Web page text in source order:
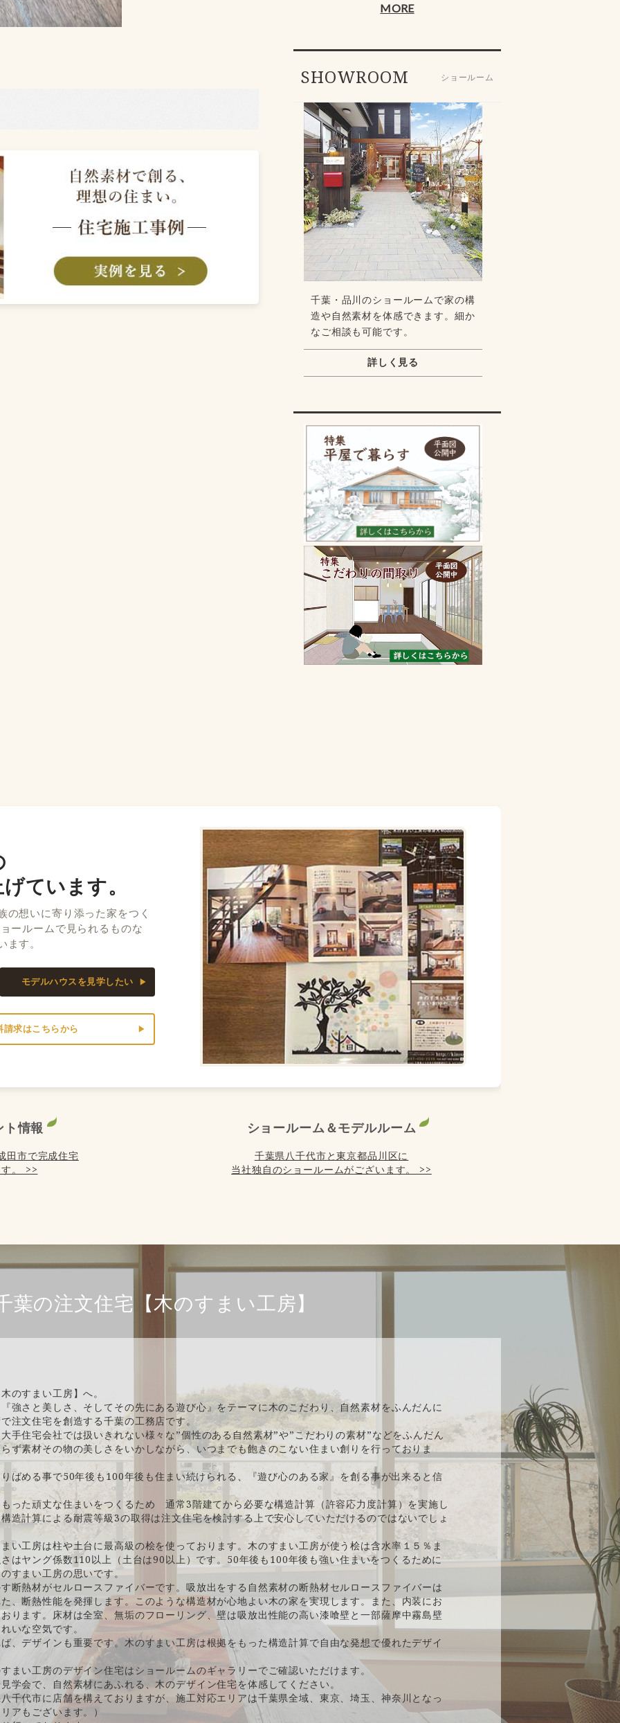
MORE
SHOWROOM ショールーム
千葉・品川のショールームで家の構
造や自然素材を体感できます。細か
なご相談も可能です。
詳しく見る
ています。
の想いに寄り添った家をつく
ールームで見られるものな
す。
モデルハウスを見学したい
求はこちらから
ト情報
田市で完成住宅
。 >>
ショールーム＆モデルルーム
千葉県八千代市と東京都品川区に
当社独自のショールームがございます。 >>
葉の注文住宅【木のすまい工房】
のすまい工房】へ。
強さと美しさ、そしてその先にある遊び心』をテーマに木のこだわり、自然素材をふんだんに
注文住宅を創造する千葉の工務店です。
手住宅会社では扱いきれない様々な”個性のある自然素材”や”こだわりの素材”などをふんだん
ず素材その物の美しさをいかしながら、いつまでも飽きのこない住まい創りを行っておりま
ばめる事で50年後も100年後も住まい続けられる、『遊び心のある家』を創る事が出来ると信
った頑丈な住まいをつくるため 通常3階建てから必要な構造計算（許容応力度計算）を実施し
造計算による耐震等級3の取得は注文住宅を検討する上で安心していただけるのではないでしょ
い工房は柱や土台に最高級の桧を使っております。木のすまい工房が使う桧は含水率１５％ま
はヤング係数110以上（土台は90以上）です。50年後も100年後も強い住まいをつくるために
すまい工房の思いです。
断熱材がセルロースファイバーです。吸放出をする自然素材の断熱材セルロースファイバーは
、断熱性能を発揮します。このような構造材が心地よい木の家を実現します。また、内装にお
ります。床材は全室、無垢のフローリング、壁は吸放出性能の高い漆喰壁と一部薩摩中霧島壁
いな空気です。
、デザインも重要です。木のすまい工房は根拠をもった構造計算で自由な発想で優れたデザイ
まい工房のデザイン住宅はショールームのギャラリーでご確認いただけます。
学会で、自然素材にあふれる、木のデザイン住宅を体感してください。
千代市に店舗を構えておりますが、施工対応エリアは千葉県全域、東京、埼玉、神奈川となっ
アもございます。）